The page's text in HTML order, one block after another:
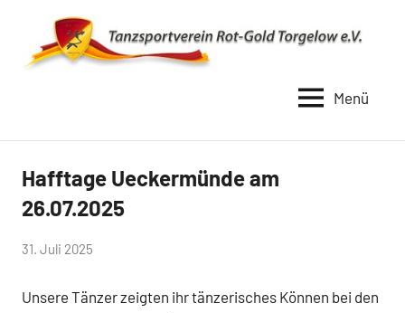
springen
Rot
Gold
Torgelow
Menü
Uncategorized
Hafftage Ueckermünde am
26.07.2025
von
Schwarz-
31. Juli 2025
Unsere Tänzer zeigten ihr tänzerisches Können bei den